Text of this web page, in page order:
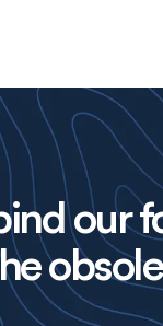
our